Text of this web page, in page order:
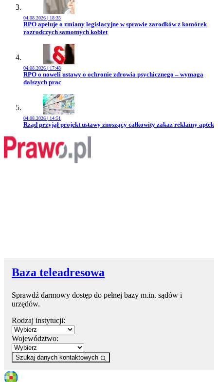
04.08.2026 | 18:35
Przejdź do artykułu:
RPO apeluje o zmiany legislacyjne w sprawie zarodków z komórek
rozrodczych samotnych kobiet
04.08.2026 | 17:48
Przejdź do artykułu:
RPO o noweli ustawy o ochronie zdrowia psychicznego – wymaga
dalszych prac
04.08.2026 | 14:51
Przejdź do artykułu:
Rząd przyjął projekt ustawy znoszący całkowity zakaz reklamy aptek
Baza teleadresowa
Sprawdź darmowy dostęp do pełnej bazy m.in. sądów i
urzędów.
Rodzaj instytucji:
Województwo:
Szukaj danych kontaktowych